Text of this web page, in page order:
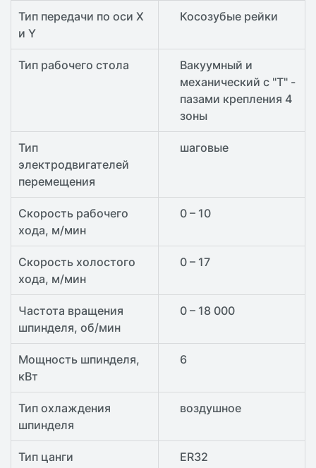
Тип передачи по оси X
и Y
Косозубые рейки
Тип рабочего стола
Вакуумный и
механический с "Т" -
пазами крепления 4
зоны
Тип
электродвигателей
перемещения
шаговые
Скорость рабочего
хода, м/мин
0 – 10
Скорость холостого
хода, м/мин
0 – 17
Частота вращения
шпинделя, об/мин
0 – 18 000
Мощность шпинделя,
кВт
6
Тип охлаждения
шпинделя
воздушное
Тип цанги ER32